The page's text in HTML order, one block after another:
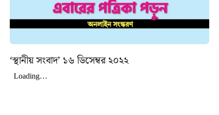
‘স্থানীয় সংবাদ’ ১৬ ডিসেম্বর ২০২২